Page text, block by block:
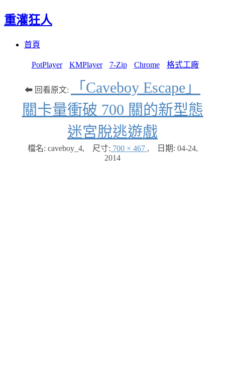
重灌狂人
首頁
PotPlayer KMPlayer 7-Zip Chrome 格式工廠
⬅ 回看原文:
「Caveboy Escape」
關卡量衝破 700 關的新型態
迷宮脫逃遊戲
檔名: caveboy_4, 尺寸: 700 × 467 , 日期: 04-24,
2014